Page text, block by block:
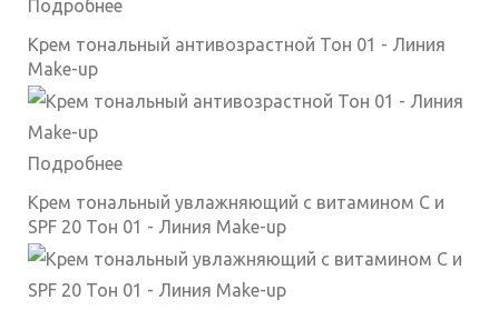
Подробнее
Крем тональный антивозрастной Тон 01 - Линия
Make-up
Подробнее
Крем тональный увлажняющий с витамином C и
SPF 20 Тон 01 - Линия Make-up